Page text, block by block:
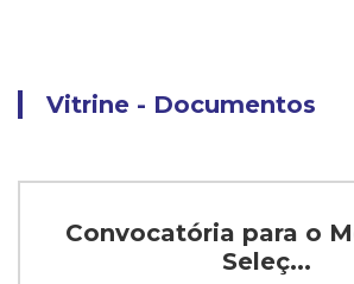
Vitrine - Documentos
Convocatória para o
Seleç...